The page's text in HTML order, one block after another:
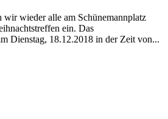
wir wieder alle am Schünemannplatz
ein. Das
Dienstag, 18.12.2018 in der Zeit von...